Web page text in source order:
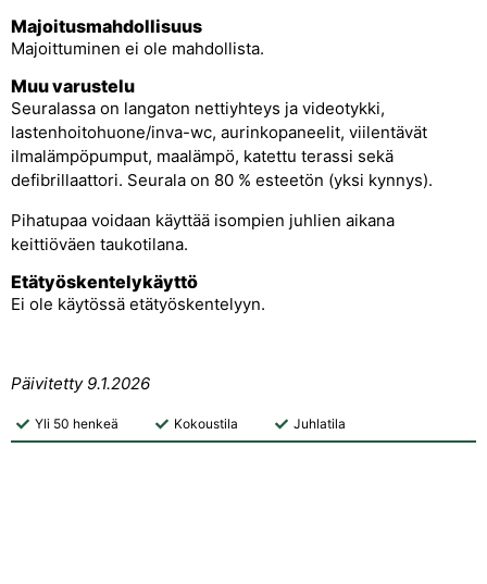
Majoitusmahdollisuus
Majoittuminen ei ole mahdollista.
Muu varustelu
Seuralassa on langaton nettiyhteys ja videotykki,
lastenhoitohuone/inva-wc, aurinkopaneelit, viilentävät
ilmalämpöpumput, maalämpö, katettu terassi sekä
defibrillaattori. Seurala on 80 % esteetön (yksi kynnys).
Pihatupaa voidaan käyttää isompien juhlien aikana
keittiöväen taukotilana.
Etätyöskentelykäyttö
Ei ole käytössä etätyöskentelyyn.
Päivitetty 9.1.2026
Yli 50 henkeä Kokoustila Juhlatila